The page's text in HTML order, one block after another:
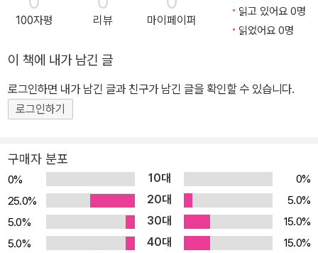
반 이상 국제간 자유로운 커뮤니케이션 유통을 막고 있던 장애요인을
무너뜨렸다. 인터넷과 위성방송이 그 주인공이다. 위성방송은 이제는
다. 이 책<국제커뮤니케이션>에는 외국학자들의 논문을 포함해서 1
7명의 국내 교수들이 그동안〈언론학보〉나〈언론과 사회〉등에 발표한
논문들을 실었다. 21세기 세계화로의 진행이 가속화됨에 따라 국경을
가로 질러 지구촌을 하나로 묶는 국제커뮤니케이션이 과거에 비해 주
화 등 다방면에 영향을 주고받는 것처럼 국제커뮤니케이션 역시 국제
정치, 세계문화, 지구촌 사회 등 복잡한 문제와 연관을 맺는다. 그리고
국제커뮤니케이션은 인권, 기술에서 지적 사고의 결과를 소유할 수
있는 권리, 즉 지적 재산권에 이르기까지 다양한 분야에 대한 관심을
필요로 한다.
100자평 리뷰 마이페이퍼
읽고 있어요 0명
읽었어요 0명
이 책에 내가 남긴 글
로그인하면 내가 남긴 글과 친구가 남긴 글을 확인할 수 있습니다.
로그인하기
구매자 분포
0% 10대
0%
25.0%
20대
5.0%
5.0%
30대
15.0%
5.0%
40대
15.0%